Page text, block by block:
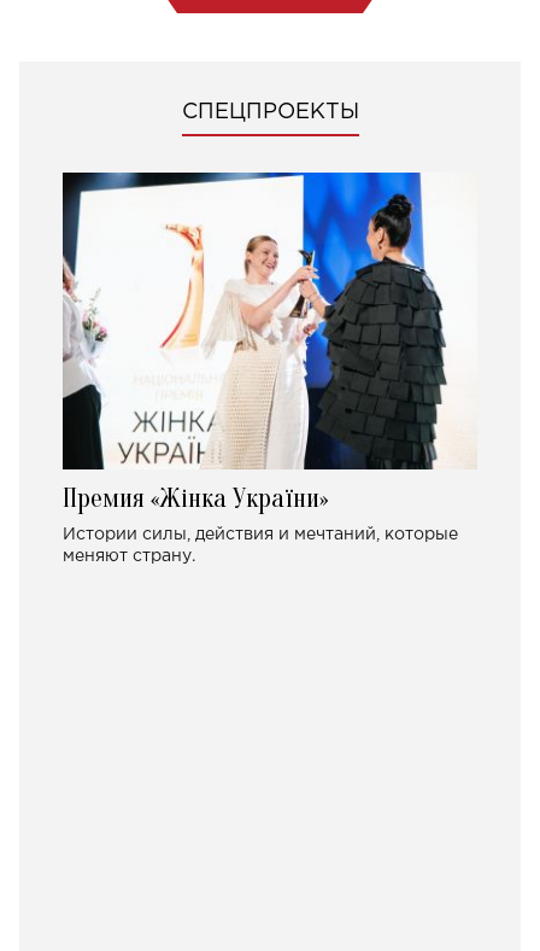
СПЕЦПРОЕКТЫ
Премия «Жінка України»
Истории силы, действия и мечтаний, которые
меняют страну.